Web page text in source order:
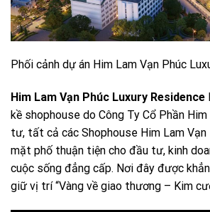
Phối cảnh dự án Him Lam Vạn Phúc
Him Lam Vạn Phúc Luxury Residence
kề shophouse do Công Ty Cổ Phần
tư, tất cả các Shophouse Him Lam Vạn
mặt phố thuận tiện cho đầu tư, kinh
cuộc sống đẳng cấp. Nơi đây được
giữ vị trí “Vàng về giao thương – Kim